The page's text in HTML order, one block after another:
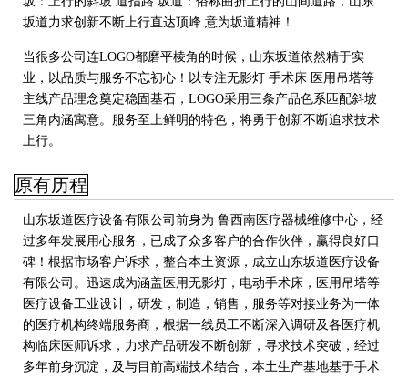
坂道力求创新不断上行直达顶峰 意为坂道精神！
当很多公司连LOGO都磨平棱角的时候，山东坂道依然精于实
业，以品质与服务不忘初心！以专注无影灯 手术床 医用吊塔等
主线产品理念奠定稳固基石，LOGO采用三条产品色系匹配斜坡
三角内涵寓意。服务至上鲜明的特色，将勇于创新不断追求技术
上行。
原有历程
山东坂道医疗设备有限公司前身为 鲁西南医疗器械维修中心，经
过多年发展用心服务，已成了众多客户的合作伙伴，赢得良好口
碑！根据市场客户诉求，整合本土资源，成立山东坂道医疗设备
有限公司。迅速成为涵盖医用无影灯，电动手术床，医用吊塔等
医疗设备工业设计，研发，制造，销售，服务等对接业务为一体
的医疗机构终端服务商， 根据一线员工不断深入调研及各医疗机
构临床医师诉求，力求产品研发不断创新，寻求技术突破，经过
多年前身沉淀，及与目前高端技术结合，本土生产基地基于手术